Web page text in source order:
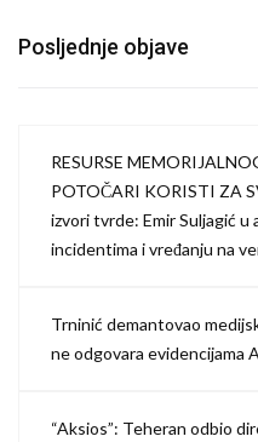
Posljednje objave
RESURSE
POTOČARI KORISTI ZA
izvori tvrde: Emir Suljagić u
incidentima i vređanju na
Trninić demantovao
ne odgovara evidencijama
“Aksios”: Teheran odbio